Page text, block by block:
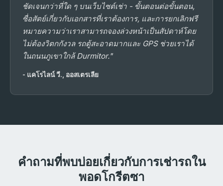
ชัดเจนกว่าที่ใด ๆ บนเว็บไซต์เช่า - ขั้นตอนต่อขั้นตอน,
ซื่อสัตย์เกี่ยวกับเอกสารที่เราต้องการ, และการยกเลิกฟรี
หมายความว่าเราสามารถจองล่วงหน้าเป็นสัปดาห์โดย
ไม่ต้องวิตกกังวล รถตู้สะอาดมากและ GPS ช่วยเราได้
ในถนนภูเขาใกล้ Durmitor."
- แคโรไลน์ วี., ออสเตรเลีย
คำถามที่พบบ่อยเกี่ยวกับการเช่ารถใน
พอดโกรีตซา